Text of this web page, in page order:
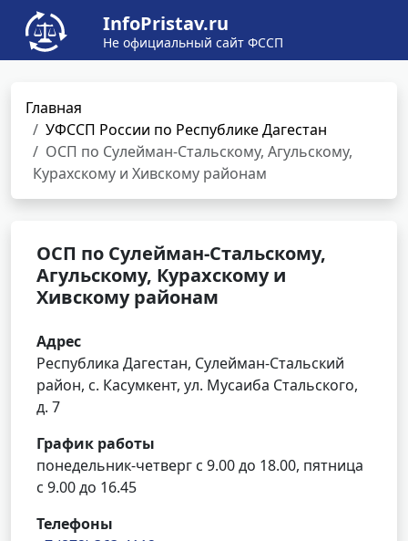
InfoPristav.ru
Не официальный сайт ФССП
Главная
УФССП России по Республике Дагестан
ОСП по Сулейман-Стальскому, Агульскому,
Курахскому и Хивскому районам
ОСП по Сулейман-Стальскому,
Агульскому, Курахскому и
Хивскому районам
Адрес
Республика Дагестан, Сулейман-Стальский
район, с. Касумкент, ул. Мусаиба Стальского,
д. 7
График работы
понедельник-четверг с 9.00 до 18.00, пятница
с 9.00 до 16.45
Телефоны